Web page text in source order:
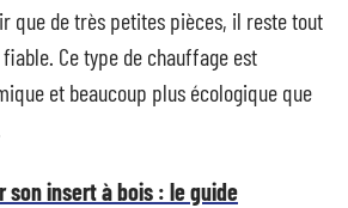
que de très petites pièces, il reste tout
Ce type de chauffage est
et beaucoup plus écologique que
son insert à bois : le guide